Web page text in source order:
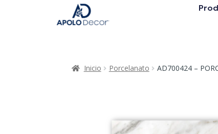
Inicio Porcelanato AD700424 –